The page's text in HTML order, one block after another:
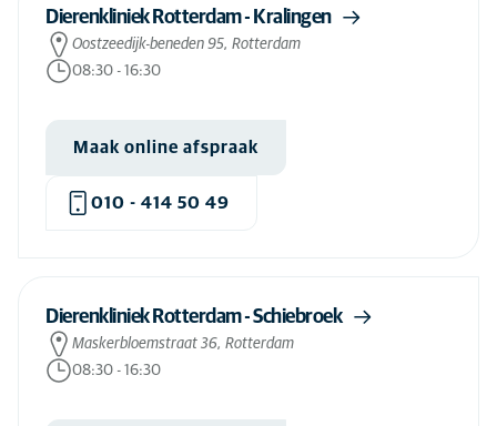
Dierenkliniek Rotterdam - Kralingen
Oostzeedijk-beneden 95, Rotterdam
08:30 - 16:30
Maak online afspraak
010 - 414 50 49
Dierenkliniek Rotterdam - Schiebroek
Maskerbloemstraat 36, Rotterdam
08:30 - 16:30